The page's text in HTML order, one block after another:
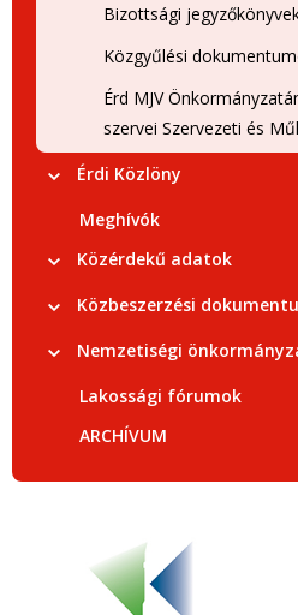
Bizottsági
Közgyűlési
Érd MJV
szervei Szervezeti és
Érdi Közlöny
Meghívók
Közérdekű adatok
Közbeszerzési
Nemzetiségi
Lakossági fórumok
ARCHÍVUM